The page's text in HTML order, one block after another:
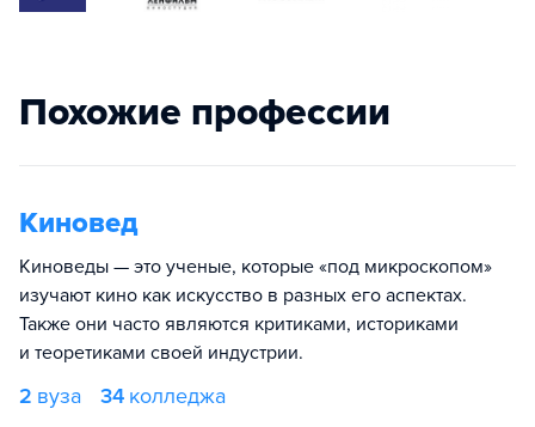
Похожие профессии
Киновед
Киноведы — это ученые, которые «под микроскопом»
изучают кино как искусство в разных его аспектах.
Также они часто являются критиками, историками
и теоретиками своей индустрии.
2 вуза 34 колледжа